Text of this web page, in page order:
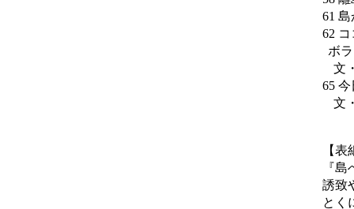
61 島
62
ボ
文
65 今
文
【
『
誘致
とく